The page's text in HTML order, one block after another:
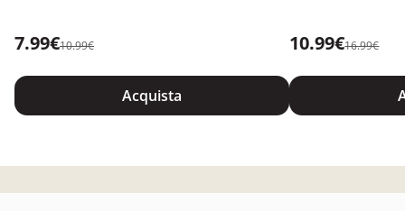
7.99€10.99€
Acquista
10.99€16.99€